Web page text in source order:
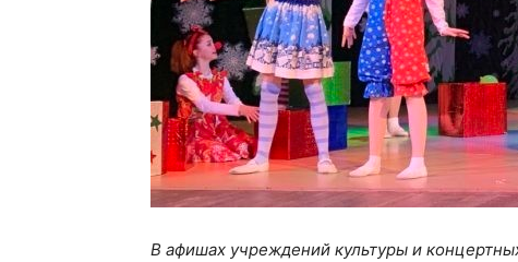
В афишах учреждений культуры и